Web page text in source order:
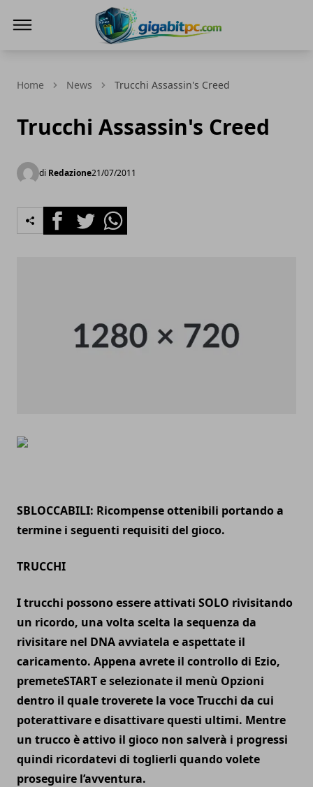
Home News Trucchi Assassin's Creed
Trucchi Assassin's Creed
di Redazione21/07/2011
FacebookTwitterWhatsapp
SBLOCCABILI: Ricompense ottenibili portando a
termine i seguenti requisiti del gioco.
TRUCCHI
I trucchi possono essereattivati SOLO rivisitando
un ricordo, una volta scelta la sequenza da
rivisitare nel DNA avviatela e aspettate il
caricamento. Appena avrete il controllo di Ezio,
premeteSTART e selezionate il menù Opzioni
dentro il quale troverete la voce Trucchi da cui
poterattivare e disattivare questi ultimi. Mentre
un trucco è attivo il gioco non salverà i progressi
quindi ricordatevi di toglierli quando volete
proseguire l’avventura.